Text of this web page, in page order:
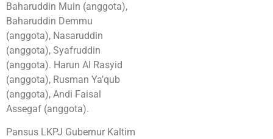
Baharuddin Muin (anggota),
Baharuddin Demmu
(anggota), Nasaruddin
(anggota), Syafruddin
(anggota). Harun Al Rasyid
(anggota), Rusman Ya’qub
(anggota), Andi Faisal
Assegaf (anggota).
Pansus LKPJ Gubernur Kaltim